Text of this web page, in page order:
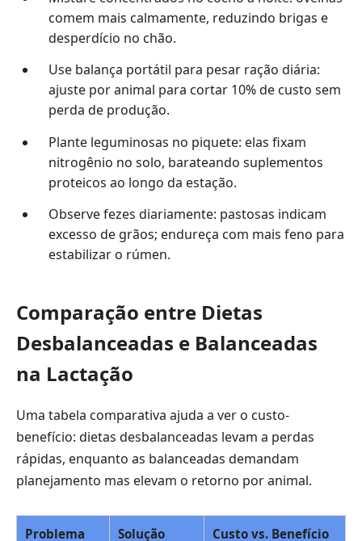
comem mais calmamente, reduzindo brigas e
desperdício no chão.
Use balança portátil para pesar ração diária:
ajuste por animal para cortar 10% de custo sem
perda de produção.
Plante leguminosas no piquete: elas fixam
nitrogênio no solo, barateando suplementos
proteicos ao longo da estação.
Observe fezes diariamente: pastosas indicam
excesso de grãos; endureça com mais feno para
estabilizar o rúmen.
Comparação entre Dietas
Desbalanceadas e Balanceadas
na Lactação
Uma tabela comparativa ajuda a ver o custo-
benefício: dietas desbalanceadas levam a perdas
rápidas, enquanto as balanceadas demandam
planejamento mas elevam o retorno por animal.
Problema Solução Custo vs. Benefício